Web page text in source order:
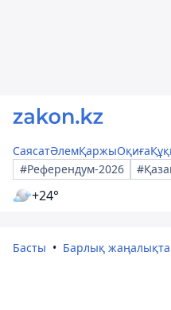
СаясатӘлемҚаржыОқиға
#Референдум-2026
+24°
Басты Барлық